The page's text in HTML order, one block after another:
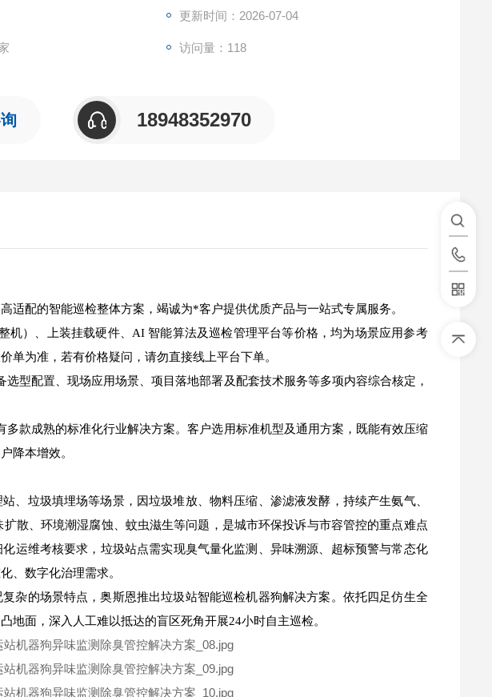
更新时间：2026-07-04
访问量：118
18948352970
适配的智能巡检整体方案，竭诚为*客户提供优质产品与一站式专属服务。
机）、上装挂载硬件、AI 智能算法及巡检管理平台等价格，均为场景应用参考
单为准，若有价格疑问，请勿直接线上平台下单。
型配置、现场应用场景、项目落地部署及配套技术服务等多项内容综合核定，
款成熟的标准化行业解决方案。客户选用标准机型及通用方案，既能有效压缩
降本增效。
、垃圾填埋场等场景，因垃圾堆放、物料压缩、渗滤液发酵，持续产生氨气、
散、环境潮湿腐蚀、蚊虫滋生等问题，是城市环保投诉与市容管控的重点难点
运维考核要求，垃圾站点需实现臭气量化监测、异味溯源、超标预警与常态化
、数字化治理需求。
杂的场景特点，奥斯恩推出垃圾站智能巡检机器狗解决方案。依托四足仿生全
地面，深入人工难以抵达的盲区死角开展24小时自主巡检。